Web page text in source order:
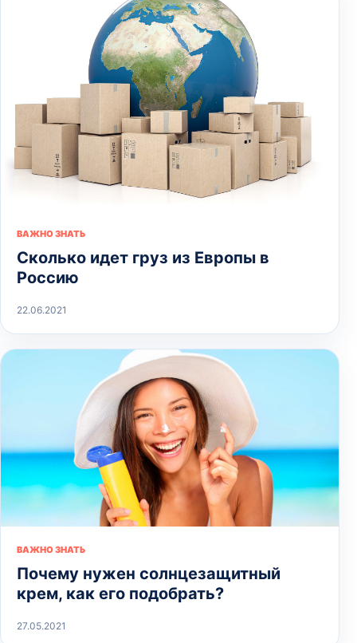
ВАЖНО ЗНАТЬ
Сколько идет груз из Европы в
Россию
22.06.2021
ВАЖНО ЗНАТЬ
Почему нужен солнцезащитный
крем, как его подобрать?
27.05.2021